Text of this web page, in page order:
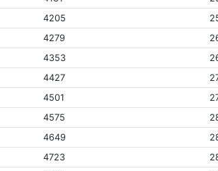
4205
4279
4353
4427
4501
4575
4649
4723